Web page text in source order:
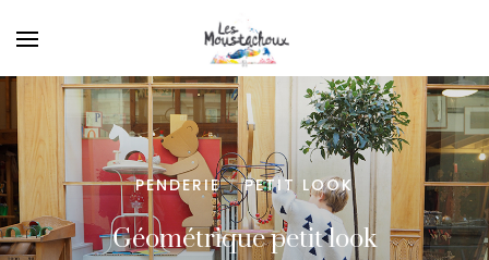
PENDERIE / PETIT LOOK
Géométrique petit look